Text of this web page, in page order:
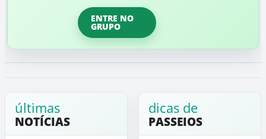
ENTRE NO
GRUPO
últimas
NOTÍCIAS
dicas de
PASSEIOS